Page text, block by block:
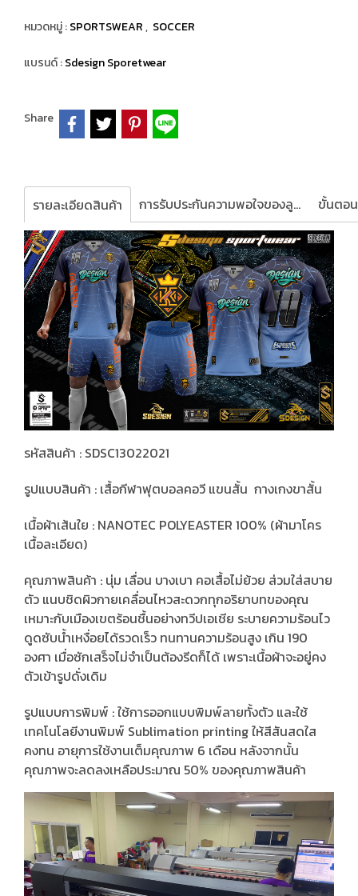
หมวดหมู่ :SPORTSWEAR, SOCCER
แบรนด์ :Sdesign Sporetwear
Share
รายละเอียดสินค้า การรับประกันความพอใจของลูกค้า
รหัสสินค้า : SDSC13022021
รูปแบบสินค้า : เสื้อกีฬาฟุตบอลคอวี แขนสั้น กางเกงขาสั้น
เนื้อผ้าเส้นใย : NANOTEC POLYEASTER 100% (ผ้ามาโคร
เนื้อละเอียด)
คุณภาพสินค้า : นุ่ม เลื่อน บางเบา คอเสื้อไม่ย้วย ส่วมใส่สบาย
ตัว แนบชิดผิวกายเคลื่อนไหวสะดวกทุกอริยาบทของคุณ
เหมาะกับเมืองเขตร้อนชื้นอย่างทวีปเอเชีย ระบายความร้อนไว
ดูดซับน้ำเหงื่อยได้รวดเร็ว ทนทานความร้อนสูง เกิน 190
องศา เมื่อซักเสร็จไม่จำเป็นต้องรีดก็ได้ เพราะเนื้อผ้าจะอยู่คง
ตัวเข้ารูปดั่งเดิม
รูปแบบการพิมพ์ : ใช้การออกแบบพิมพ์ลายทั้งตัว และใช้
เทคโนโลยีงานพิมพ์ Sublimation printing ให้สีสันสดใส
คงทน อายุการใช้งานเต็มคุณภาพ 6 เดือน หลังจากนั้น
คุณภาพจะลดลงเหลือประมาณ 50% ของคุณภาพสินค้า